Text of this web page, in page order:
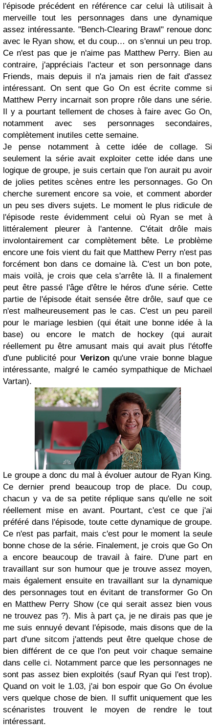
l'épisode précédent en référence car celui là utilisait à
merveille tout les personnages dans une dynamique
assez intéressante. "Bench-Clearing Brawl" renoue donc
avec le Ryan show, et du coup… on s'ennui un peu trop.
Ce n'est pas que je n'aime pas Matthew Perry. Bien au
contraire, j'appréciais l'acteur et son personnage dans
Friends, mais depuis il n'a jamais rien de fait d'assez
intéressant. On sent que Go On est écrite comme si
Matthew Perry incarnait son propre rôle dans une série.
Il y a pourtant tellement de choses à faire avec Go On,
notamment avec ses personnages secondaires,
complètement inutiles cette semaine.
Je pense notamment à cette idée de collage. Si
seulement la série avait exploiter cette idée dans une
logique de groupe, je suis certain que l'on aurait pu avoir
de jolies petites scènes entre les personnages. Go On
cherche surement encore sa voie, et comment aborder
un peu ses divers sujets. Le moment le plus ridicule de
l'épisode reste évidemment celui où Ryan se met à
littéralement pleurer à l'antenne. C'était drôle mais
involontairement car complètement bête. Le problème
encore une fois vient du fait que Matthew Perry n'est pas
forcément bon dans ce domaine là. C'est un bon pote,
mais voilà, je crois que cela s'arrête là. Il a finalement
peut être passé l'âge d'être le héros d'une série. Cette
partie de l'épisode était sensée être drôle, sauf que ce
n'est malheureusement pas le cas. C'est un peu pareil
pour le mariage lesbien (qui était une bonne idée à la
base) ou encore le match de hockey (qui aurait
réellement pu être amusant mais qui avait plus l'étoffe
d'une publicité pour Verizonqu'une vraie bonne blague
intéressante, malgré le caméo sympathique de Michael
Vartan).
Le groupe a donc du mal à évoluer autour de Ryan King.
Ce dernier prend beaucoup trop de place. Du coup,
chacun y va de sa petite réplique sans qu'elle ne soit
réellement mise en avant. Pourtant, c'est ce que j'ai
préféré dans l'épisode, toute cette dynamique de groupe.
Ce n'est pas parfait, mais c'est pour le moment la seule
bonne chose de la série. Finalement, je crois que Go On
a encore beaucoup de travail à faire. D'une part en
travaillant sur son humour que je trouve assez moyen,
mais également ensuite en travaillant sur la dynamique
des personnages tout en évitant de transformer Go On
en Matthew Perry Show (ce qui serait assez bien vous
ne trouvez pas ?). Mis à part ça, je ne dirais pas que je
me suis ennuyé devant l'épisode, mais disons que de la
part d'une sitcom j'attends peut être quelque chose de
bien différent de ce que l'on peut voir chaque semaine
dans celle ci. Notamment parce que les personnages ne
sont pas assez bien exploités (sauf Ryan qui l'est trop).
Quand on voit le 1.03, j'ai bon espoir que Go On évolue
vers quelque chose de bien. Il suffit uniquement que les
scénaristes trouvent le moyen de rendre le tout
intéressant.